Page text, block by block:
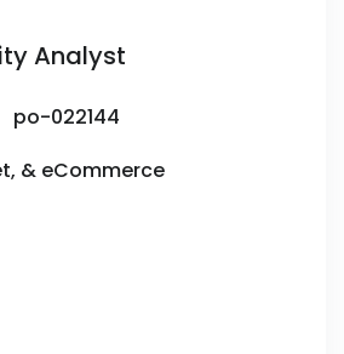
Analyst
po-022144
& eCommerce